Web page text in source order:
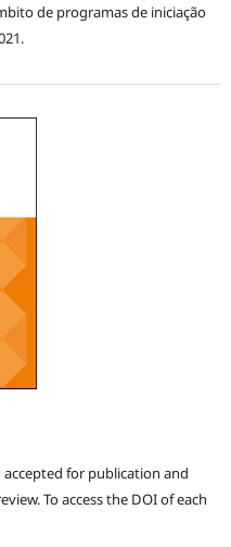
de programas de iniciação
for publication and
To access the DOI of each